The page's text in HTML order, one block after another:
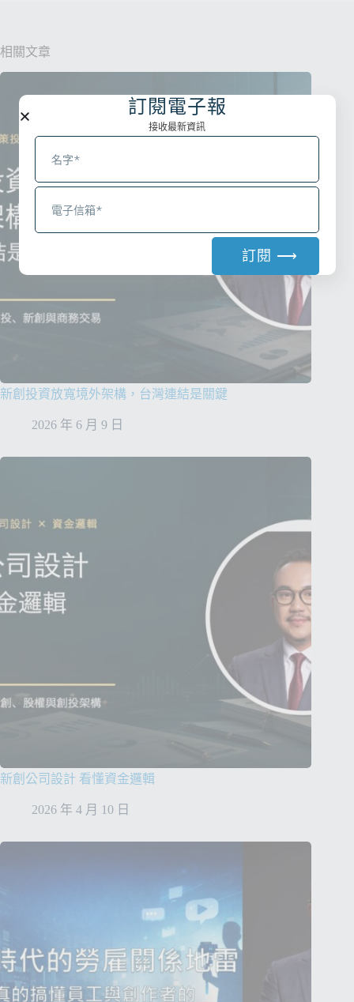
相關文章
新創投資放寬境外架構，台灣連結是關鍵
2026 年 6 月 9 日
新創公司設計 看懂資金邏輯
2026 年 4 月 10 日
訂閱電子報
接收最新資訊
訂閱 ⟶
l
t
a
v